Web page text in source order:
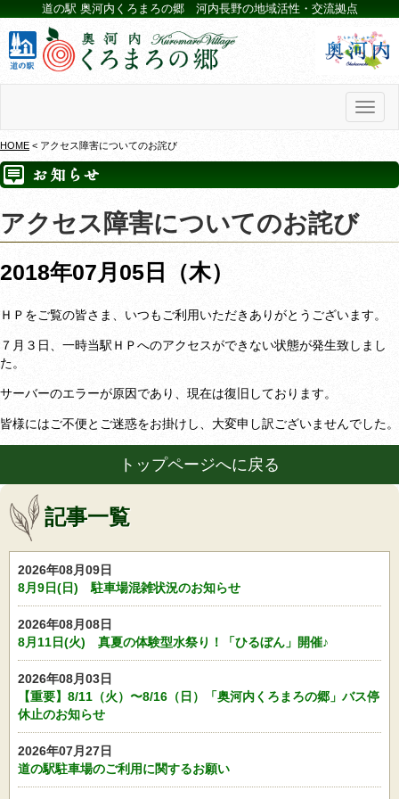
道の駅 奥河内くろまろの郷 河内長野の地域活性・交流拠点
HOME < アクセス障害についてのお詫び
アクセス障害についてのお詫び
2018年07月05日（木）
ＨＰをご覧の皆さま、いつもご利用いただきありがとうございます。
７月３日、一時当駅ＨＰへのアクセスができない状態が発生致しまし
た。
サーバーのエラーが原因であり、現在は復旧しております。
皆様にはご不便とご迷惑をお掛けし、大変申し訳ございませんでした。
トップページへに戻る
記事一覧
2026年08月09日
8月9日(日) 駐車場混雑状況のお知らせ
2026年08月08日
8月11日(火) 真夏の体験型水祭り！「ひるぼん」開催♪
2026年08月03日
【重要】8/11（火）〜8/16（日）「奥河内くろまろの郷」バス停
休止のお知らせ
2026年07月27日
道の駅駐車場のご利用に関するお願い